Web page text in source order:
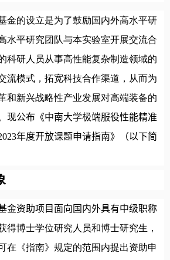
金的设立是为了鼓励国内外高水平研
水平研究团队与本实验室开展交流合
科研人员从事高性能复杂制造领域的
流模式，拓宽科技合作渠道，从而为
和新兴战略性产业发展对高端装备的
现公布《中南大学极端服役性能精准
年度开放课题申请指南》（以下简
资助项目面向国内外具有中级职称
得博士学位研究人员和博士研究生，
在《指南》规定的范围内提出资助申